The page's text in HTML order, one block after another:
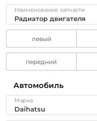
Наименование запчасти
левый
передний
Автомобиль
Марка